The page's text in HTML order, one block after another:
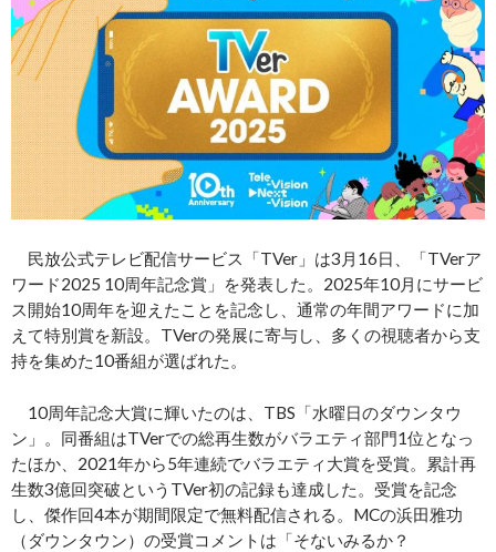
民放公式テレビ配信サービス「TVer」は3月16日、「TVerア
ワード2025 10周年記念賞」を発表した。2025年10月にサービ
ス開始10周年を迎えたことを記念し、通常の年間アワードに加
えて特別賞を新設。TVerの発展に寄与し、多くの視聴者から支
持を集めた10番組が選ばれた。
10周年記念大賞に輝いたのは、TBS「水曜日のダウンタウ
ン」。同番組はTVerでの総再生数がバラエティ部門1位となっ
たほか、2021年から5年連続でバラエティ大賞を受賞。累計再
生数3億回突破というTVer初の記録も達成した。受賞を記念
し、傑作回4本が期間限定で無料配信される。MCの浜田雅功
（ダウンタウン）の受賞コメントは「そないみるか？